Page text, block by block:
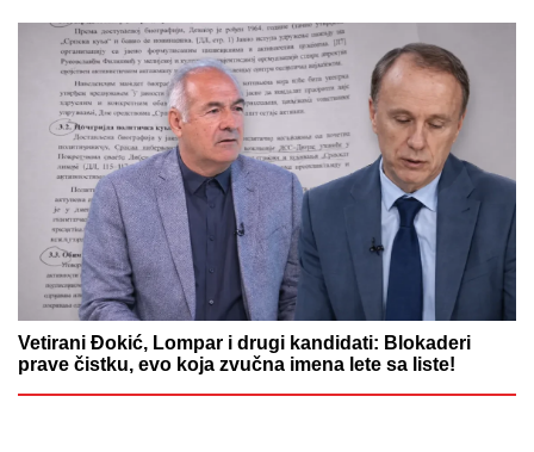
Vetirani Đokić, Lompar i drugi kandidati: Blokaderi
prave čistku, evo koja zvučna imena lete sa liste!